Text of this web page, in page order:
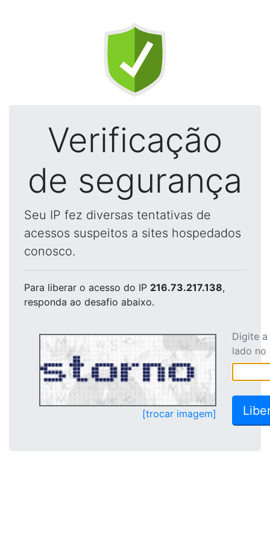
Verificação
de segurança
Seu IP fez diversas tentativas de
acessos suspeitos a sites hospedados
conosco.
Para liberar o acesso do IP 216.73.217.138,
responda ao desafio abaixo.
[trocar imagem]
Digite
lado no